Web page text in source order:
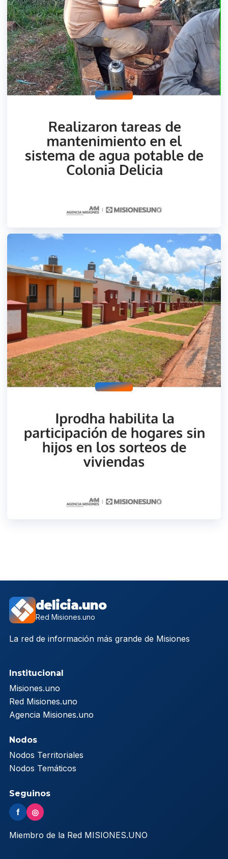
delicia.uno
Red Misiones.uno
La red de información más grande de Misiones
Institucional
Misiones.uno
Red Misiones.uno
Agencia Misiones.uno
Nodos
Nodos Territoriales
Nodos Temáticos
Seguinos
f ◎
Miembro de la Red MISIONES.UNO